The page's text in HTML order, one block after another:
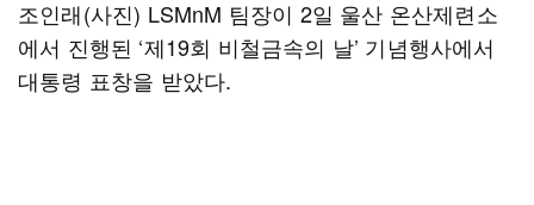
조인래(사진) LSMnM 팀장이 2일 울산 온산제련소
에서 진행된 ‘제19회 비철금속의 날’ 기념행사에서
대통령 표창을 받았다.